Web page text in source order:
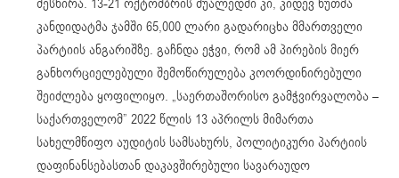
კანდიდატმა ჯამში 65,000 ლარი გადარიცხა მმართველი
პარტიის ანგარიშზე. გაჩნდა ეჭვი, რომ ამ პირების მიერ
განხორციელებული შემოწირულება კოორდინირებული
შეიძლება ყოფილიყო. „საერთაშორისო გამჭვირვალობა –
საქართველომ” 2022 წლის 13 აპრილს მიმართა
სახელმწიფო აუდიტის სამსახურს, პოლიტიკური პარტიის
დაფინანსებასთან დაკავშირებული სავარაუდო